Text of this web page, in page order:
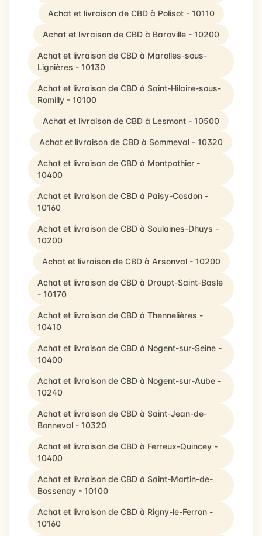
Achat et livraison de CBD à Polisot - 10110
Achat et livraison de CBD à Baroville - 10200
Achat et livraison de CBD à Marolles-sous-
Lignières - 10130
Achat et livraison de CBD à Saint-Hilaire-sous-
Romilly - 10100
Achat et livraison de CBD à Lesmont - 10500
Achat et livraison de CBD à Sommeval - 10320
Achat et livraison de CBD à Montpothier -
10400
Achat et livraison de CBD à Paisy-Cosdon -
10160
Achat et livraison de CBD à Soulaines-Dhuys -
10200
Achat et livraison de CBD à Arsonval - 10200
Achat et livraison de CBD à Droupt-Saint-Basle
- 10170
Achat et livraison de CBD à Thennelières -
10410
Achat et livraison de CBD à Nogent-sur-Seine -
10400
Achat et livraison de CBD à Nogent-sur-Aube -
10240
Achat et livraison de CBD à Saint-Jean-de-
Bonneval - 10320
Achat et livraison de CBD à Ferreux-Quincey -
10400
Achat et livraison de CBD à Saint-Martin-de-
Bossenay - 10100
Achat et livraison de CBD à Rigny-le-Ferron -
10160